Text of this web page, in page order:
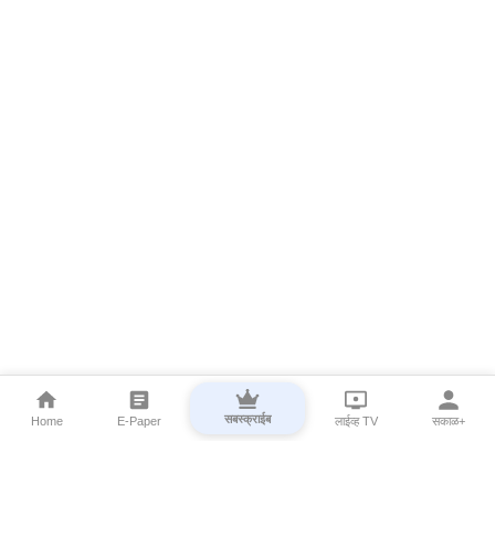
Home E-Paper सबस्क्राईब लाईव्ह TV सकाळ+